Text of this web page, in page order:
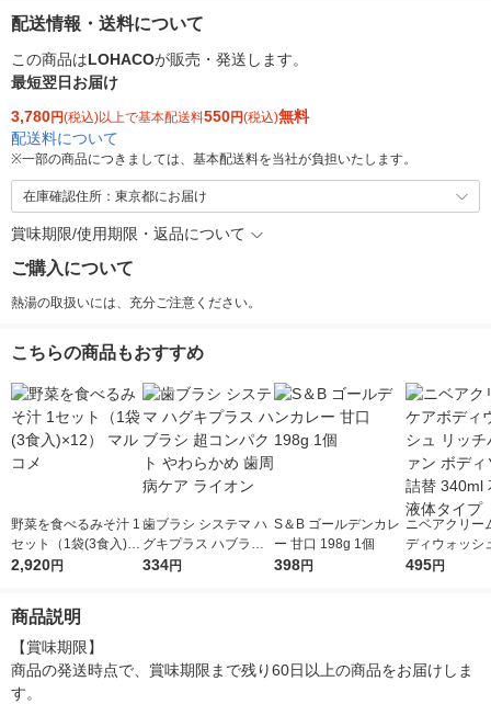
配送情報・送料について
この商品はLOHACOが販売・発送します。
最短翌日お届け
3,780円(税込)以上で基本配送料550円(税込)無料
配送料について
※一部の商品につきましては、基本配送料を当社が負担いたします。
在庫確認住所：東京都にお届け
賞味期限/使用期限・返品について
ご購入について
熱湯の取扱いには、充分ご注意ください。
こちらの商品もおすすめ
野菜を食べるみそ汁 1
セット（1袋(3食入)×1
2） マルコメ
2,920円
歯ブラシ システマ ハ
グキプラス ハブラシ
超コンパクト やわら
334円
S＆B ゴールデンカレ
ー 甘口 198g 1個
398円
ニベアクリー
ディウォッシ
チパルファン
495円
商品説明
【賞味期限】
商品の発送時点で、賞味期限まで残り60日以上の商品をお届けしま
す。